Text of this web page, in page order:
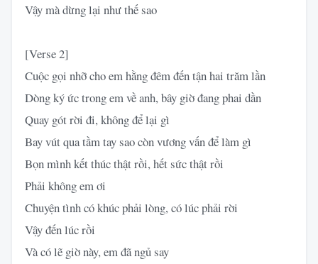
Vậy mà dừng lại như thế sao
[Verse 2]
Cuộc gọi nhỡ cho em hằng đêm đến tận hai trăm lần
Dòng ký ức trong em về anh, bây giờ đang phai dần
Quay gót rời đi, không để lại gì
Bay vút qua tầm tay sao còn vương vấn để làm gì
Bọn mình kết thúc thật rồi, hết sức thật rồi
Phải không em ơi
Chuyện tình có khúc phải lòng, có lúc phải rời
Vậy đến lúc rồi
Và có lẽ giờ này, em đã ngủ say